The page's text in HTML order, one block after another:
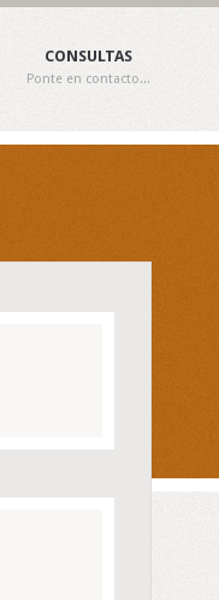
CONSULTAS
Ponte en contacto...